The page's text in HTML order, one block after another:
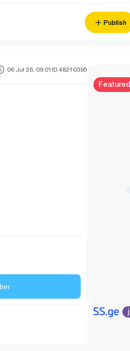
Publish
06 Jul 26, 09:01 ID 48210395
Featured